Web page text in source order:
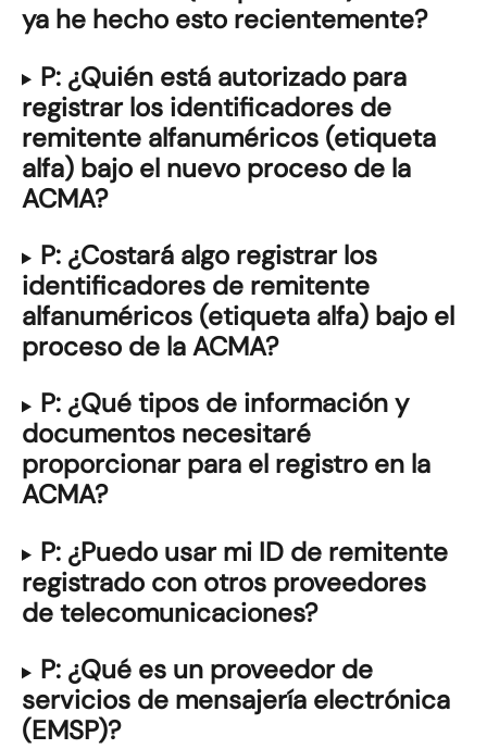
ya he hecho esto recientemente?
P: ¿Quién está autorizado para
registrar los identificadores de
remitente alfanuméricos (etiqueta
alfa) bajo el nuevo proceso de la
ACMA?
P: ¿Costará algo registrar los
identificadores de remitente
alfanuméricos (etiqueta alfa) bajo el
proceso de la ACMA?
P: ¿Qué tipos de información y
documentos necesitaré
proporcionar para el registro en la
ACMA?
P: ¿Puedo usar mi ID de remitente
registrado con otros proveedores
de telecomunicaciones?
P: ¿Qué es un proveedor de
servicios de mensajería electrónica
(EMSP)?